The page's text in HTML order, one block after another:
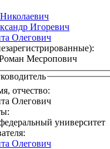
Игоревич
Олегович
Месропович
отчество:
Олегович
университет
Олегович